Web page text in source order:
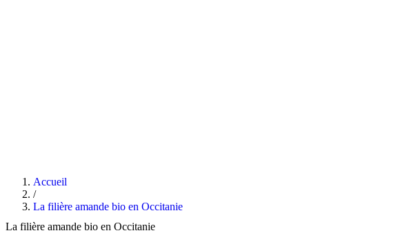
Accueil
/
La filière amande bio en Occitanie
La filière amande bio en Occitanie